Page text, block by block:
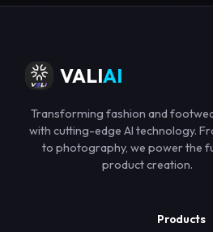
VALIAI
Transforming fashion and
with cutting-edge AI technology.
to photography, we power the
product creation.
Products